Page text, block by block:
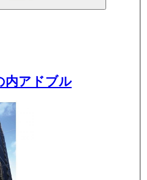
内アドブル